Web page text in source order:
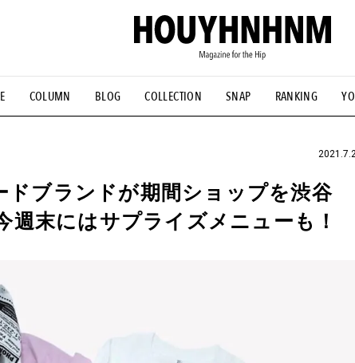
COLUMN BLOG COLLECTION SNAP RANKING
DESIGNS #古着サミット #NEW VINTAGE #マイナーグッ
H #FOCUS IT #AH.H #ととけん #FASHION
ドブランドが期間ショップを渋谷
週末にはサプライズメニューも！